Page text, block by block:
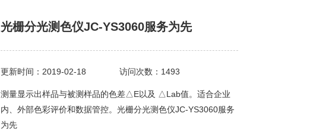
光栅分光测色仪JC-YS3060服务为先
更新时间：2019-02-18 访问次数：1493
测量显示出样品与被测样品的色差△E以及 △Lab值。适合企业
内、外部色彩评价和数据管控。光栅分光测色仪JC-YS3060服务
为先​